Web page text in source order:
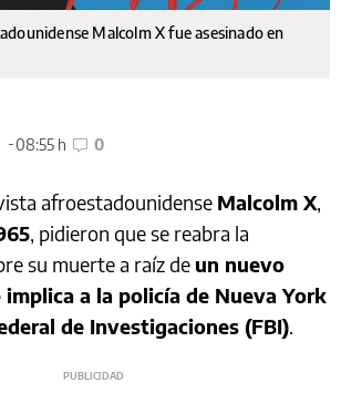
Malcolm X fue asesinado en
08:55 h 0
afroestadounidense Malcolm X,
, pidieron que se reabra la
su muerte a raíz de un nuevo
a la policía de Nueva York
de Investigaciones (FBI).